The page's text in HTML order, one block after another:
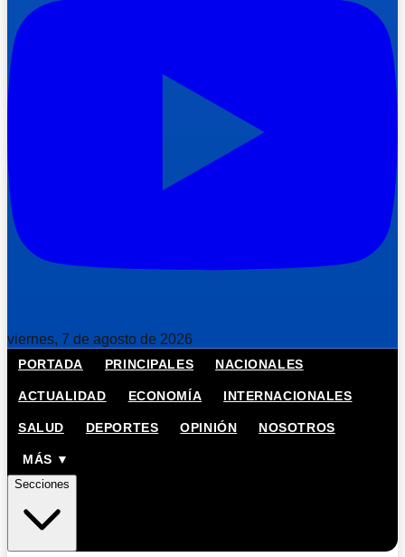
viernes, 7 de agosto de 2026
PORTADA PRINCIPALES NACIONALES
ACTUALIDAD ECONOMÍA INTERNACIONALES
SALUD DEPORTES OPINIÓN NOSOTROS
MÁS ▼
Secciones